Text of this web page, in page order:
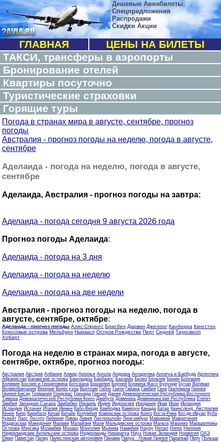
Дешевые Авиабилеты:
Спецпредложения
Распродажи
Скидки Акции
ГЛАВНАЯ
ЦЕНЫ НА БИЛЕТЫ
ТАКСИ, трансферы в аэропорты
Бронирование отелей
Квартиры посуточно
Туристические страховки
Горящие туры
Погода в странах мира в августе, сентябре, прогноз
погоды
Австралия - прогноз погоды на неделю, погода в августе,
сентябре
Аделаида - погода на неделю, погода в августе,
сентябре
Аделаида, Австралия - прогноз погоды на завтра:
Аделаида - погода сегодня 9 августа 2026 года
Прогноз погоды Аделаида:
Аделаида - погода на 3 дня
Аделаида - погода на неделю
Аделаида - погода на две недели
Австралия - прогноз погоды на неделю, погода в
августе, сентябре, октябре:
Аделаида - прогноз погоды Алис-Спрингс Брисбен Дарвин Джелонг Канберра Кингстон
Кокосовые острова Мельбурн Ньюкасл Остров Рождества Перт Сидней Таунсвилл
Хобарт
Погода на неделю в странах мира, погода в августе,
сентябре, октябре, прогноз погоды:
Австралия Австрия Албания Алжир Ангилья Ангола Андорра Антарктика Антигуа и Барбуда Аргентина
Афганистан Багамские острова Бангладеш Барбадос Бахрейн Белиз Бельгия Бенин Болгария
Боливия Босния и Герцеговина Ботсвана Бразилия Бруней Буркина-Фасо Бурунди Бутан Ватикан
Великобритания Венгрия Венесуэла Вьетнам Габон Гаити Гайана Гамбия Гана Гватемала Гвинея
Гвинея-Бисау Германия Гондурас Гренада Греция Дания Демократическая Республика Восточного
Тимора Демократической Республики Конго Джибути Доминика Доминиканская Республика Египет
Замбия Западная Сахара Зимбабве Израиль Индия Индонезия Иордания Ирак Иран Ирландия
Исландия Испания Италия Йемен Кабо-Верде Камбоджа Камерун Канада Катар Квинсленд, Австралия
Кения Кипр Кирибати Китай Китайр Колумбия Коморские острова Конго Коста-Рика Кот-де-Ивуар Куба
Кувейт Лаос Лесото Либерия Ливан Ливия Лихтенштейн Люксембург Маврикий Мавритания
Мадагаскар Македония Малави Малайзия Мали Мальдивские острова Мальта Марокко Маршалловы
Острова Мексика Мозамбик Монако Монголия Мьянма Намибия Науру Непал Нигер Нигерия
Нидерландские Антильские острова Нидерланды Никарагуа Ниуэ Новая Зеландия Норвегия ОАЭ
Оман Пакистан Палау Палестинская автономия Панама Папуа - Новая Гвинея Парагвай Перу Польша